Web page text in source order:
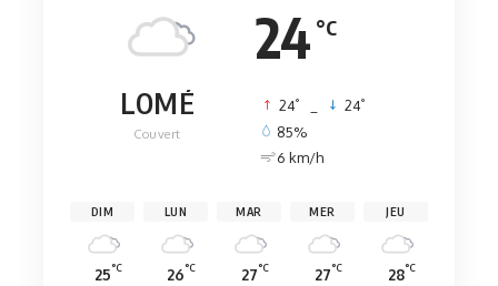
24 °C
LOMÉ
Couvert
24° 24°
85%
6 km/h
DIM
25°C
LUN
26°C
MAR
27°C
MER
27°C
JEU
28°C